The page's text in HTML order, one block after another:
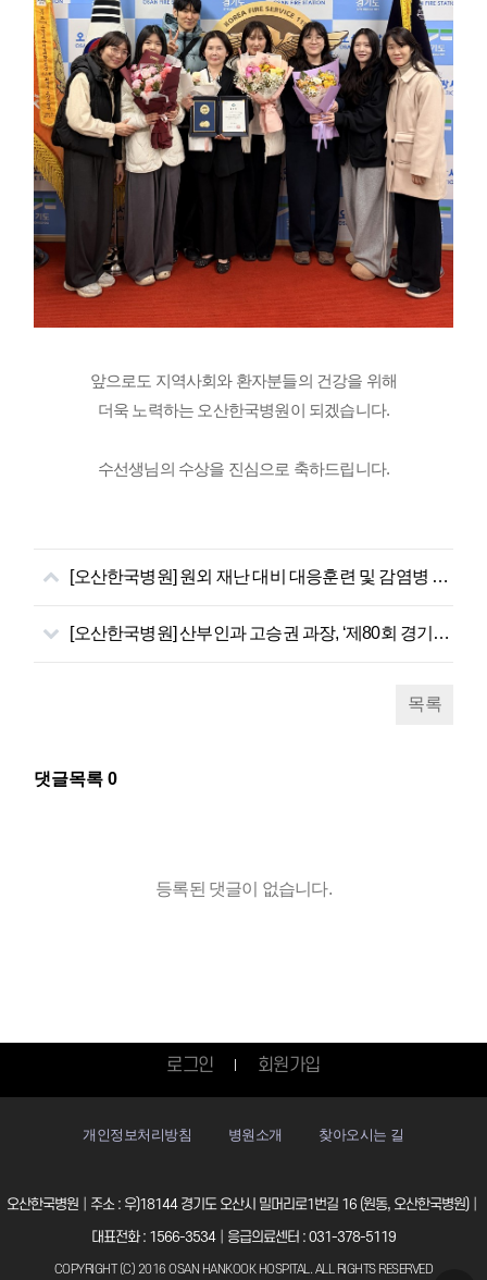
앞으로도 지역사회와 환자분들의 건강을 위해
더욱 노력하는 오산한국병원이 되겠습니다.
수선생님의 수상을 진심으로 축하드립니다.
[오산한국병원] 원외 재난 대비 대응훈련 및 감염병 유행 대비 재난 대응훈련 시행
[오산한국병원] 산부인과 고승권 과장, ‘제80회 경기도의사회 대의원회 의장상’ 수상
목록
댓글목록0
등록된 댓글이 없습니다.
로그인 회원가입
개인정보처리방침 병원소개 찾아오시는 길
오산한국병원│주소 : 우)18144 경기도 오산시 밀머리로1번길 16 (원동, 오산한국병원)│
대표전화 : 1566-3534│응급의료센터 : 031-378-5119
COPYRIGHT (C) 2016 OSAN HANKOOK HOSPITAL. ALL RIGHTS RESERVED